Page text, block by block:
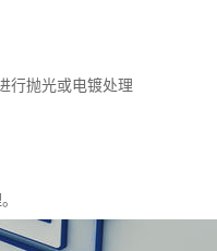
行抛光或电镀处理